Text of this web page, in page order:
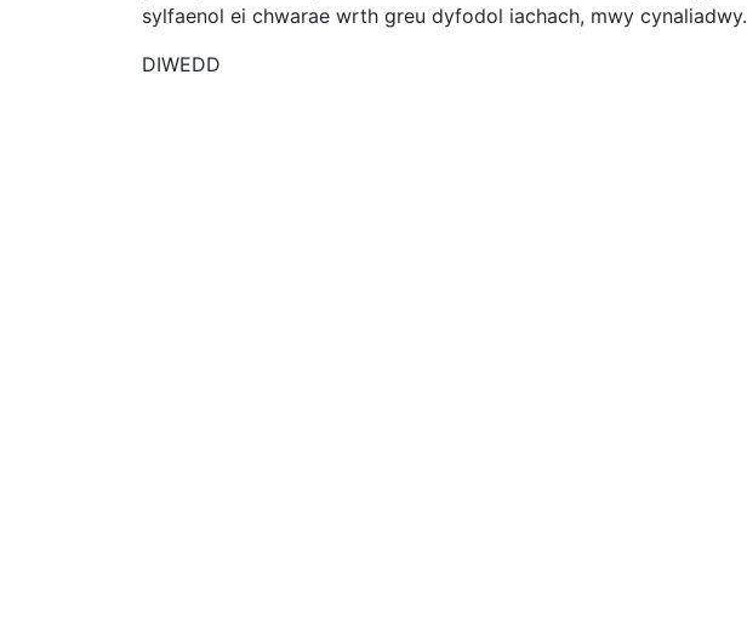
sylfaenol ei chwarae wrth greu dyfodol iachach, mwy cynaliadwy.
DIWEDD